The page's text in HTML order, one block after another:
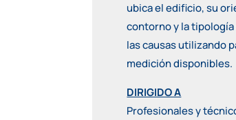
ubica el edificio, su
contorno y la
las causas utilizando
medición disponibles.
DIRIGIDO A
Profesionales y